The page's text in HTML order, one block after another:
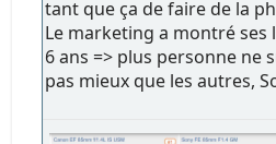
tant que ça de faire de la
Le marketing a montré ses
6 ans => plus personne ne
pas mieux que les autres,